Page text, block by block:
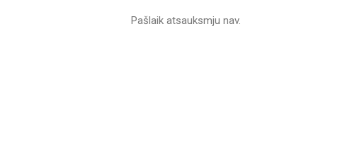
Pašlaik atsauksmju nav.